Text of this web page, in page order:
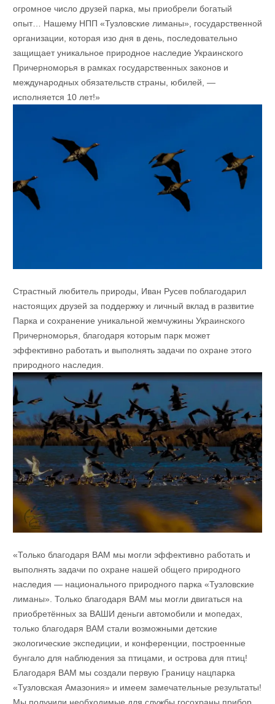
огромное число друзей парка, мы приобрели богатый
опыт… Нашему НПП «Тузловские лиманы», государственной
организации, которая изо дня в день, последовательно
защищает уникальное природное наследие Украинского
Причерноморья в рамках государственных законов и
международных обязательств страны, юбилей, —
исполняется 10 лет!»
Страстный любитель природы, Иван Русев поблагодарил
настоящих друзей за поддержку и личный вклад в развитие
Парка и сохранение уникальной жемчужины Украинского
Причерноморья, благодаря которым парк может
эффективно работать и выполнять задачи по охране этого
природного наследия.
«Только благодаря ВАМ мы могли эффективно работать и
выполнять задачи по охране нашей общего природного
наследия — национального природного парка «Тузловские
лиманы». Только благодаря ВАМ мы могли двигаться на
приобретённых за ВАШИ деньги автомобили и мопедах,
только благодаря ВАМ стали возможными детские
экологические экспедиции, и конференции, построенные
бунгало для наблюдения за птицами, и острова для птиц!
Благодаря ВАМ мы создали первую Границу нацпарка
«Тузловская Амазония» и имеем замечательные результаты!
Мы получили необходимые для службы госохраны прибор